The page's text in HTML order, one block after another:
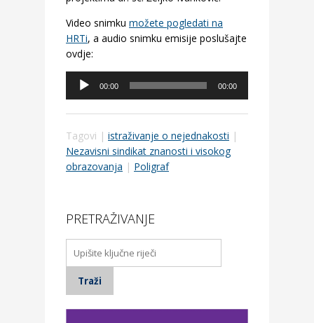
Video snimku možete pogledati na
HRTi, a audio snimku emisije poslušajte
ovdje:
Audio
Player
00:00 00:00
Tagovi | istraživanje o nejednakosti |
Nezavisni sindikat znanosti i visokog
obrazovanja | Poligraf
PRETRAŽIVANJE